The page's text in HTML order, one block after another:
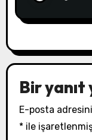
Bir yanıt
E-posta
*ile